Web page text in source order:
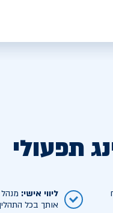
תפעולי
ליווי אישי:
אותך בכל